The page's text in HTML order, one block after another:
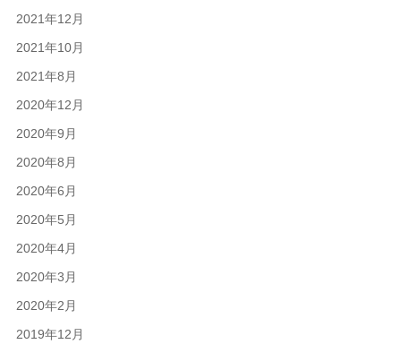
2021年12月
2021年10月
2021年8月
2020年12月
2020年9月
2020年8月
2020年6月
2020年5月
2020年4月
2020年3月
2020年2月
2019年12月